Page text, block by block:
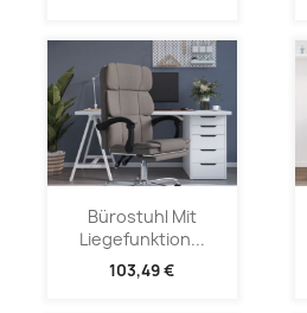
Bürostuhl Mit
Liegefunktion...
103,49 €